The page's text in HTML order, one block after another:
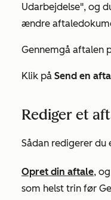
Udarbejdelse", og
ændre
Gennemgå aftalen
Klik på Send en
Rediger et
Sådan redigerer du
Opret din aftale,
som helst trin før